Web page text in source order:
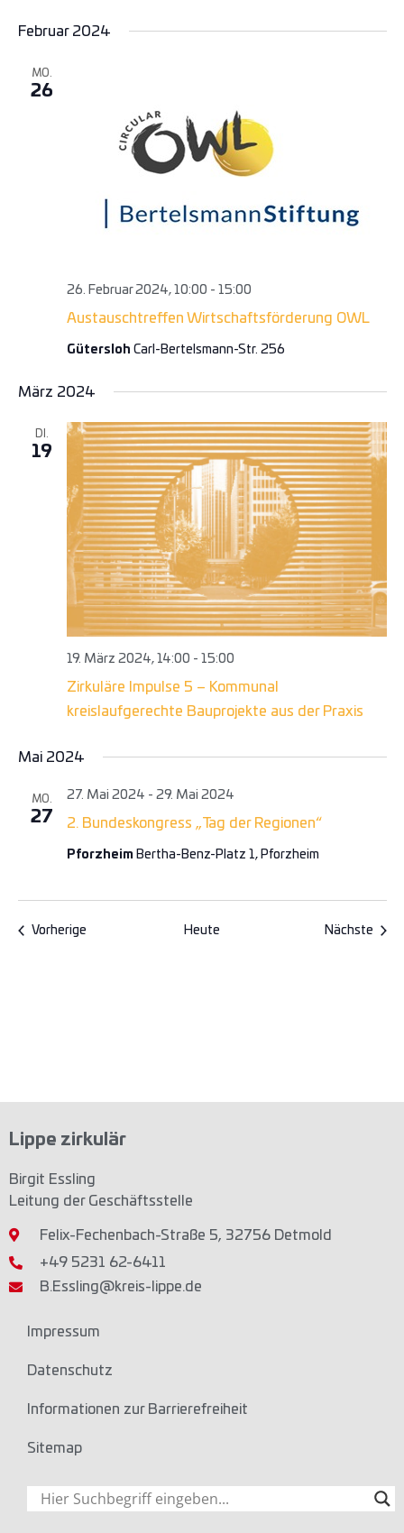
Februar 2024
MO.
26
Austauschtreffen Wirtschaftsförderung OWL
26. Februar 2024, 10:00 - 15:00
Gütersloh Carl-Bertelsmann-Str. 256
März 2024
DI.
19
Zirkuläre Impulse 5 – Kommunal
kreislaufgerechte Bauprojekte aus der Praxis
19. März 2024, 14:00 - 15:00
Mai 2024
MO.
27 2. Bundeskongress „Tag der Regionen“
27. Mai 2024 - 29. Mai 2024
Pforzheim Bertha-Benz-Platz 1, Pforzheim
VorherigeVeranstaltungen Heute Nächste
Lippe zirkulär
Birgit Essling
Leitung der Geschäftsstelle
Felix-Fechenbach-Straße 5, 32756 Detmold
+49 5231 62-6411
B.Essling@kreis-lippe.de
Impressum
Datenschutz
Informationen zur Barrierefreiheit
Sitemap